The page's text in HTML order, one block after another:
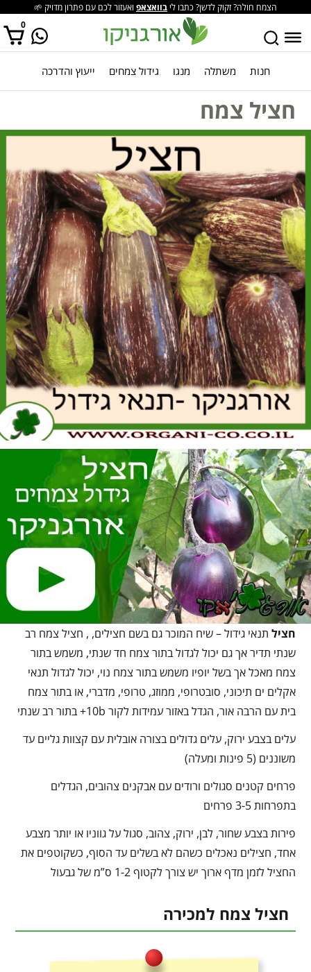
הצמח חולה? זקוק לדשן? כתבו לי בוואצאפ ואעזור לכם עם פתרון מדויק 🌱
0
אין מוצרים בסל הקניות. חנות משתלה מנגו גידול צמחים ייעוץ והדרכה
חציל צמח
חציל תנאי גידול – שיח המוכר גם בשם חצילים, , חציל צמח רב
שנתי תדיר אך גם יכול לגדול בתור צמח חד שנתי, משמש בתור
צמח מאכל אך בשל יופיו משמש בתור צמח נוי, יכול לגדול תנאי
אקלים ים תיכוני, סובטרופי, ממוזג, טרופי, מדברי, או בתור צמח
בית עם הרבה אור, הגדל באזור עמידות לקור 10b+ בתור רב שנתי
עלים בצבע ירוק, עלים גדולים בצורה אובלית עם קצוות גליים עד
משוננים (5 פינות ומעלה)
פרחים קטנים סגולים ורודים עם אבקנים צהובים, הגדלים
בתפרחות 3-5 פרחים
פירות בצבע שחור, לבן, ירוק, צהוב, סגול על גווניו או יותר מצבע
אחד, חצילים נאכלים כשהם לא בשלים עד הסוף, כשקוטפים את
החציל לזמן מדף ארוך יש צורך לקטוף 1-2 ס”מ של גבעול
חציל צמח למכירה